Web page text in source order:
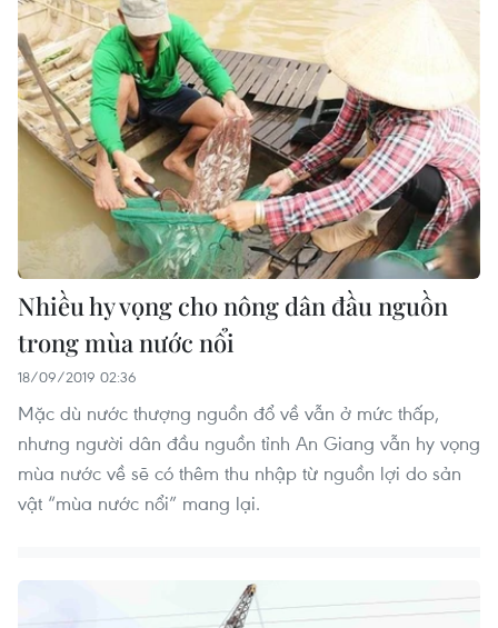
Nhiều hy vọng cho nông dân đầu nguồn
trong mùa nước nổi
18/09/2019 02:36
Mặc dù nước thượng nguồn đổ về vẫn ở mức thấp,
nhưng người dân đầu nguồn tỉnh An Giang vẫn hy vọng
mùa nước về sẽ có thêm thu nhập từ nguồn lợi do sản
vật “mùa nước nổi” mang lại.